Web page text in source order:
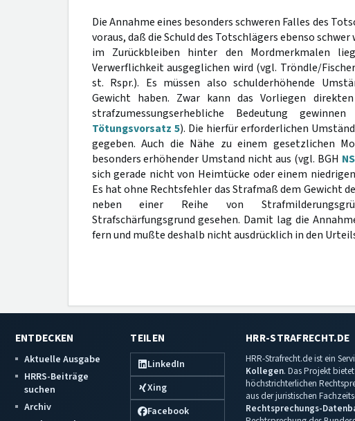
Die Annahme eines besonders schweren Falles des
voraus, daß die Schuld des Totschlägers ebenso
im Zurückbleiben hinter den Mordmerkmalen
Verwerflichkeit ausgeglichen wird (vgl. Tröndle/
st. Rspr.). Es müssen also schulderhöhende
Gewicht haben. Zwar kann das Vorliegen
strafzumessungserhebliche Bedeutung
Tötungsvorsatz 5). Die hierfür erforderlichen
gegeben. Auch die Nähe zu einem gesetzlichen
besonders erhöhender Umstand nicht aus (vgl. BGH
sich gerade nicht von Heimtücke oder einem
Es hat ohne Rechtsfehler das Strafmaß dem Gewicht
neben einer Reihe von
Strafschärfungsgrund gesehen. Damit lag die
fern und mußte deshalb nicht ausdrücklich in den
ENTDECKEN
Aktuelle Ausgabe
HRRS-Beiträge
suchen
Archiv
TEILEN
LinkedIn
Xing
Facebook
HRR-STRAFRECHT.DE
HRR-Strafrecht.de ist ein
Kollegen. Das Projekt
höchstrichterlichen
aus der juristischen
Rechtsprechungs-